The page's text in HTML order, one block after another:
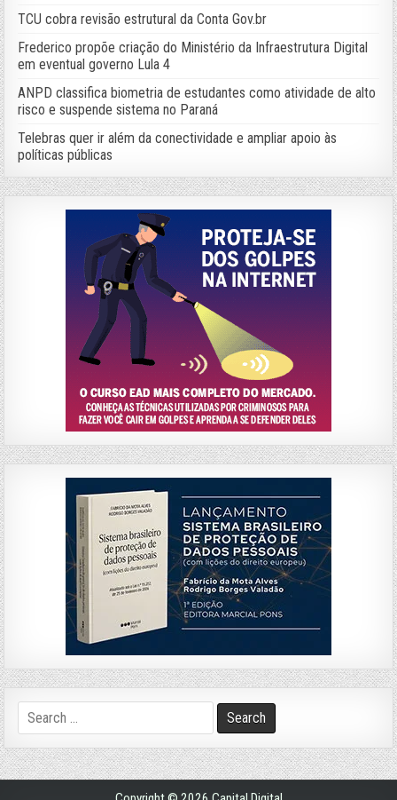
TCU cobra revisão estrutural da Conta Gov.br
Frederico propõe criação do Ministério da Infraestrutura Digital
em eventual governo Lula 4
ANPD classifica biometria de estudantes como atividade de alto
risco e suspende sistema no Paraná
Telebras quer ir além da conectividade e ampliar apoio às
políticas públicas
Search
for: